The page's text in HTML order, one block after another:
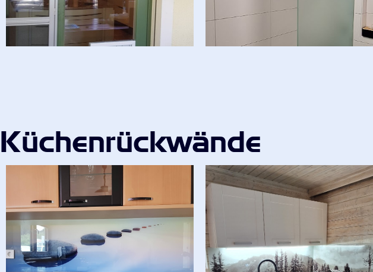
Küchenrückwände